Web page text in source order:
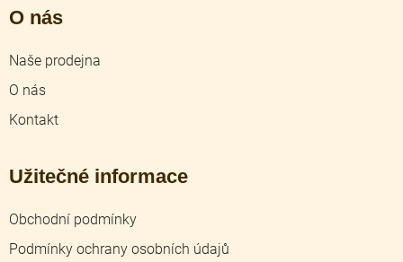
O nás
Naše prodejna
O nás
Kontakt
Užitečné informace
Obchodní podmínky
Podmínky ochrany osobních údajů